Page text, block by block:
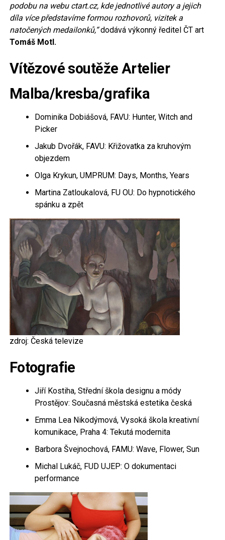
podobu na webu ctart.cz, kde jednotlivé autory a jejich
díla více představíme formou rozhovorů, vizitek a
natočených medailonků,“dodává výkonný ředitel ČT art
Tomáš Motl.
Vítězové soutěže Artelier
Malba/kresba/grafika
Dominika Dobiášová, FAVU: Hunter, Witch and
Picker
Jakub Dvořák, FAVU: Křižovatka za kruhovým
objezdem
Olga Krykun, UMPRUM: Days, Months, Years
Martina Zatloukalová, FU OU: Do hypnotického
spánku a zpět
zdroj: Česká televize
Fotografie
Jiří Kostiha, Střední škola designu a módy
Prostějov: Současná městská estetika česká
Emma Lea Nikodýmová, Vysoká škola kreativní
komunikace, Praha 4: Tekutá modernita
Barbora Švejnochová, FAMU: Wave, Flower, Sun
Michal Lukáč, FUD UJEP: O dokumentaci
performance